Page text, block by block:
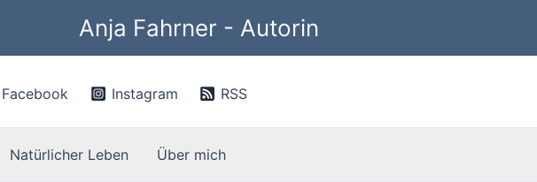
Anja Fahrner - Autorin
Facebook Instagram RSS
Natürlicher Leben Über mich